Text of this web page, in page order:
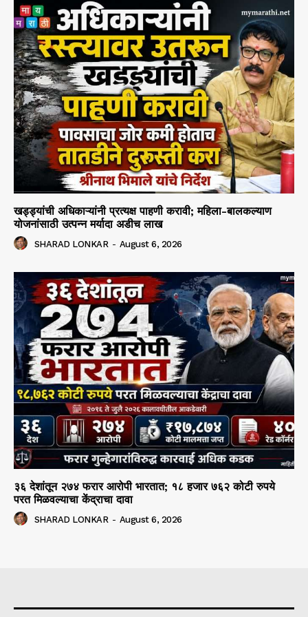
खड्ड्यांची अधिकाऱ्यांनी प्रत्यक्ष पाहणी करावी; महिला-बालकल्याण
योजनांसाठी उत्पन्न मर्यादा अडीच लाख
SHARAD LONKAR - August 6, 2026
३६ देशांतून २७४ फरार आरोपी भारतात; १८ हजार ७६२ कोटी रुपये
परत मिळवल्याचा केंद्राचा दावा
SHARAD LONKAR - August 6, 2026